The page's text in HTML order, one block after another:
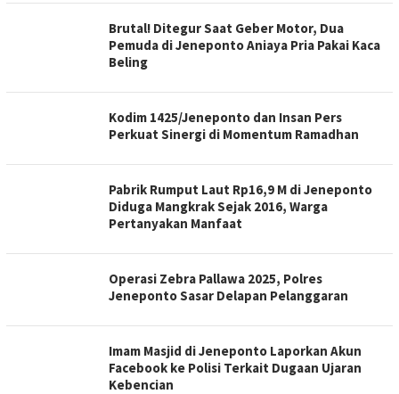
Brutal! Ditegur Saat Geber Motor, Dua
Pemuda di Jeneponto Aniaya Pria Pakai Kaca
Beling
Kodim 1425/Jeneponto dan Insan Pers
Perkuat Sinergi di Momentum Ramadhan
Pabrik Rumput Laut Rp16,9 M di Jeneponto
Diduga Mangkrak Sejak 2016, Warga
Pertanyakan Manfaat
Operasi Zebra Pallawa 2025, Polres
Jeneponto Sasar Delapan Pelanggaran
Imam Masjid di Jeneponto Laporkan Akun
Facebook ke Polisi Terkait Dugaan Ujaran
Kebencian